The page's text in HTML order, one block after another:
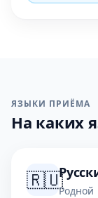
ЯЗЫКИ ПРИЁМА
На каких
🇷🇺Родной